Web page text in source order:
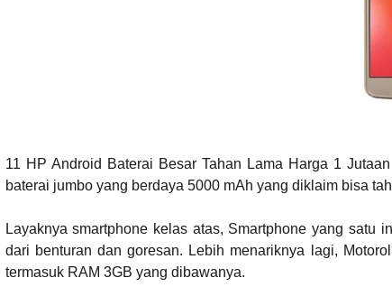
11 HP Android Baterai Besar Tahan Lama Harga 1
baterai jumbo yang berdaya 5000 mAh yang diklaim bisa
Layaknya smartphone kelas atas, Smartphone yang
dari benturan dan goresan. Lebih menariknya lagi,
termasuk RAM 3GB yang dibawanya.